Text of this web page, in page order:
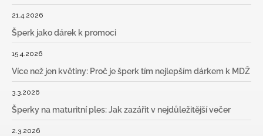
21.4.2026
Šperk jako dárek k promoci
15.4.2026
Více než jen květiny: Proč je šperk tím nejlepším dárkem k MDŽ
3.3.2026
Šperky na maturitní ples: Jak zazářit v nejdůležitější večer
2.3.2026